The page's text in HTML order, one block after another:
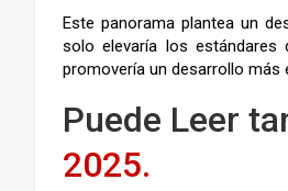
Este panorama plantea un
solo elevaría los estándares
promovería un desarrollo más
Puede Leer
2025.